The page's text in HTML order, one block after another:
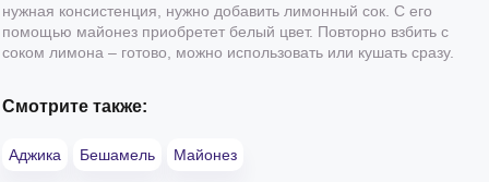
нужная консистенция, нужно добавить лимонный сок. С его
помощью майонез приобретет белый цвет. Повторно взбить с
соком лимона – готово, можно использовать или кушать сразу.
Смотрите также:
Аджика Бешамель Майонез